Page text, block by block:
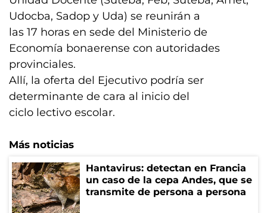
Udocba, Sadop y Uda) se reunirán a
las 17 horas en sede del Ministerio de
Economía bonaerense con autoridades
provinciales.
Allí, la oferta del Ejecutivo podría ser
determinante de cara al inicio del
ciclo lectivo escolar.
Más noticias
Hantavirus: detectan en Francia
un caso de la cepa Andes, que se
transmite de persona a persona